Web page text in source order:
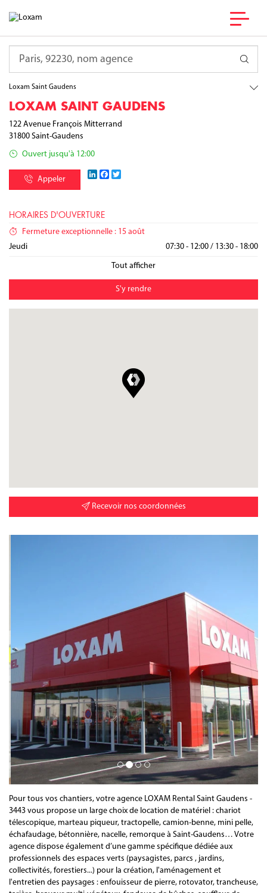
France
Loxam Saint Gaudens
LOXAM SAINT GAUDENS
122 Avenue François Mitterrand
31800 Saint-Gaudens
Ouvert jusqu'à 12:00
Appeler
LinkedInFacebook
HORAIRES D'OUVERTURE
Fermeture exceptionnelle : 15 août
Lundi
07:30 - 12:00 / 13:30 - 18:00
Mardi 07:30 - 12:00 / 13:30 - 18:00
Mercredi 07:30 - 12:00 / 13:30 - 18:00
Jeudi 07:30 - 12:00 / 13:30 - 18:00
Tout afficher
S'y rendre
Recevoir nos coordonnées
Pour tous vos chantiers, votre agence LOXAM Rental Saint Gaudens -
3443 vous propose un large choix de location de matériel : chariot
télescopique, marteau piqueur, tractopelle, camion-benne, mini pelle,
échafaudage, bétonnière, nacelle, remorque à Saint-Gaudens… Votre
agence dispose également d’une gamme spécifique dédiée aux
professionnels des espaces verts (paysagistes, parcs , jardins,
collectivités, forestiers...) pour la création, l'aménagement et
l'entretien des paysages : enfouisseur de pierre, rotovator, trancheuse,